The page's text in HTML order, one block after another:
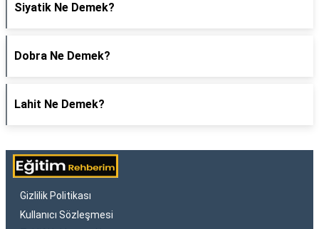
Siyatik Ne Demek?
Dobra Ne Demek?
Lahit Ne Demek?
Gizlilik Politikası
Kullanıcı Sözleşmesi